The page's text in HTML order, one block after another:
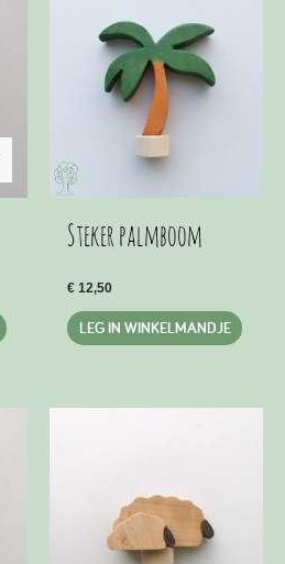
Steker palmboom
€ 12,50
LEG IN WINKELMANDJE